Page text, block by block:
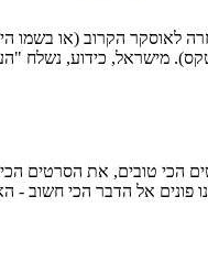
מישראל, כידוע, נשלח
פונים אל הדבר הכי